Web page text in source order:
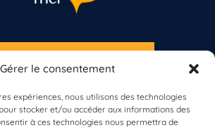
Gérer le consentement
expériences, nous utilisons des technologies
stocker et/ou accéder aux informations des
à ces technologies nous permettra de
À LA NEWSLETTER
pas encore inscrit à Biolit ?
vous dès maintenant